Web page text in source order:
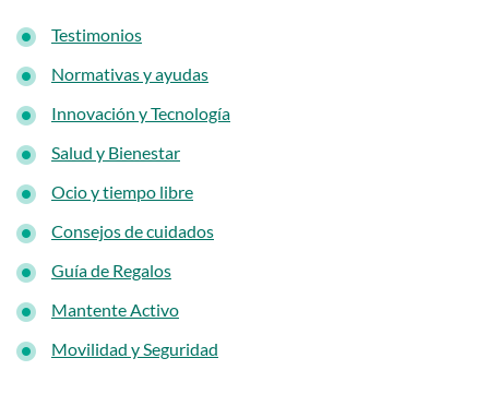
Testimonios
Normativas y ayudas
Innovación y Tecnología
Salud y Bienestar
Ocio y tiempo libre
Consejos de cuidados
Guía de Regalos
Mantente Activo
Movilidad y Seguridad